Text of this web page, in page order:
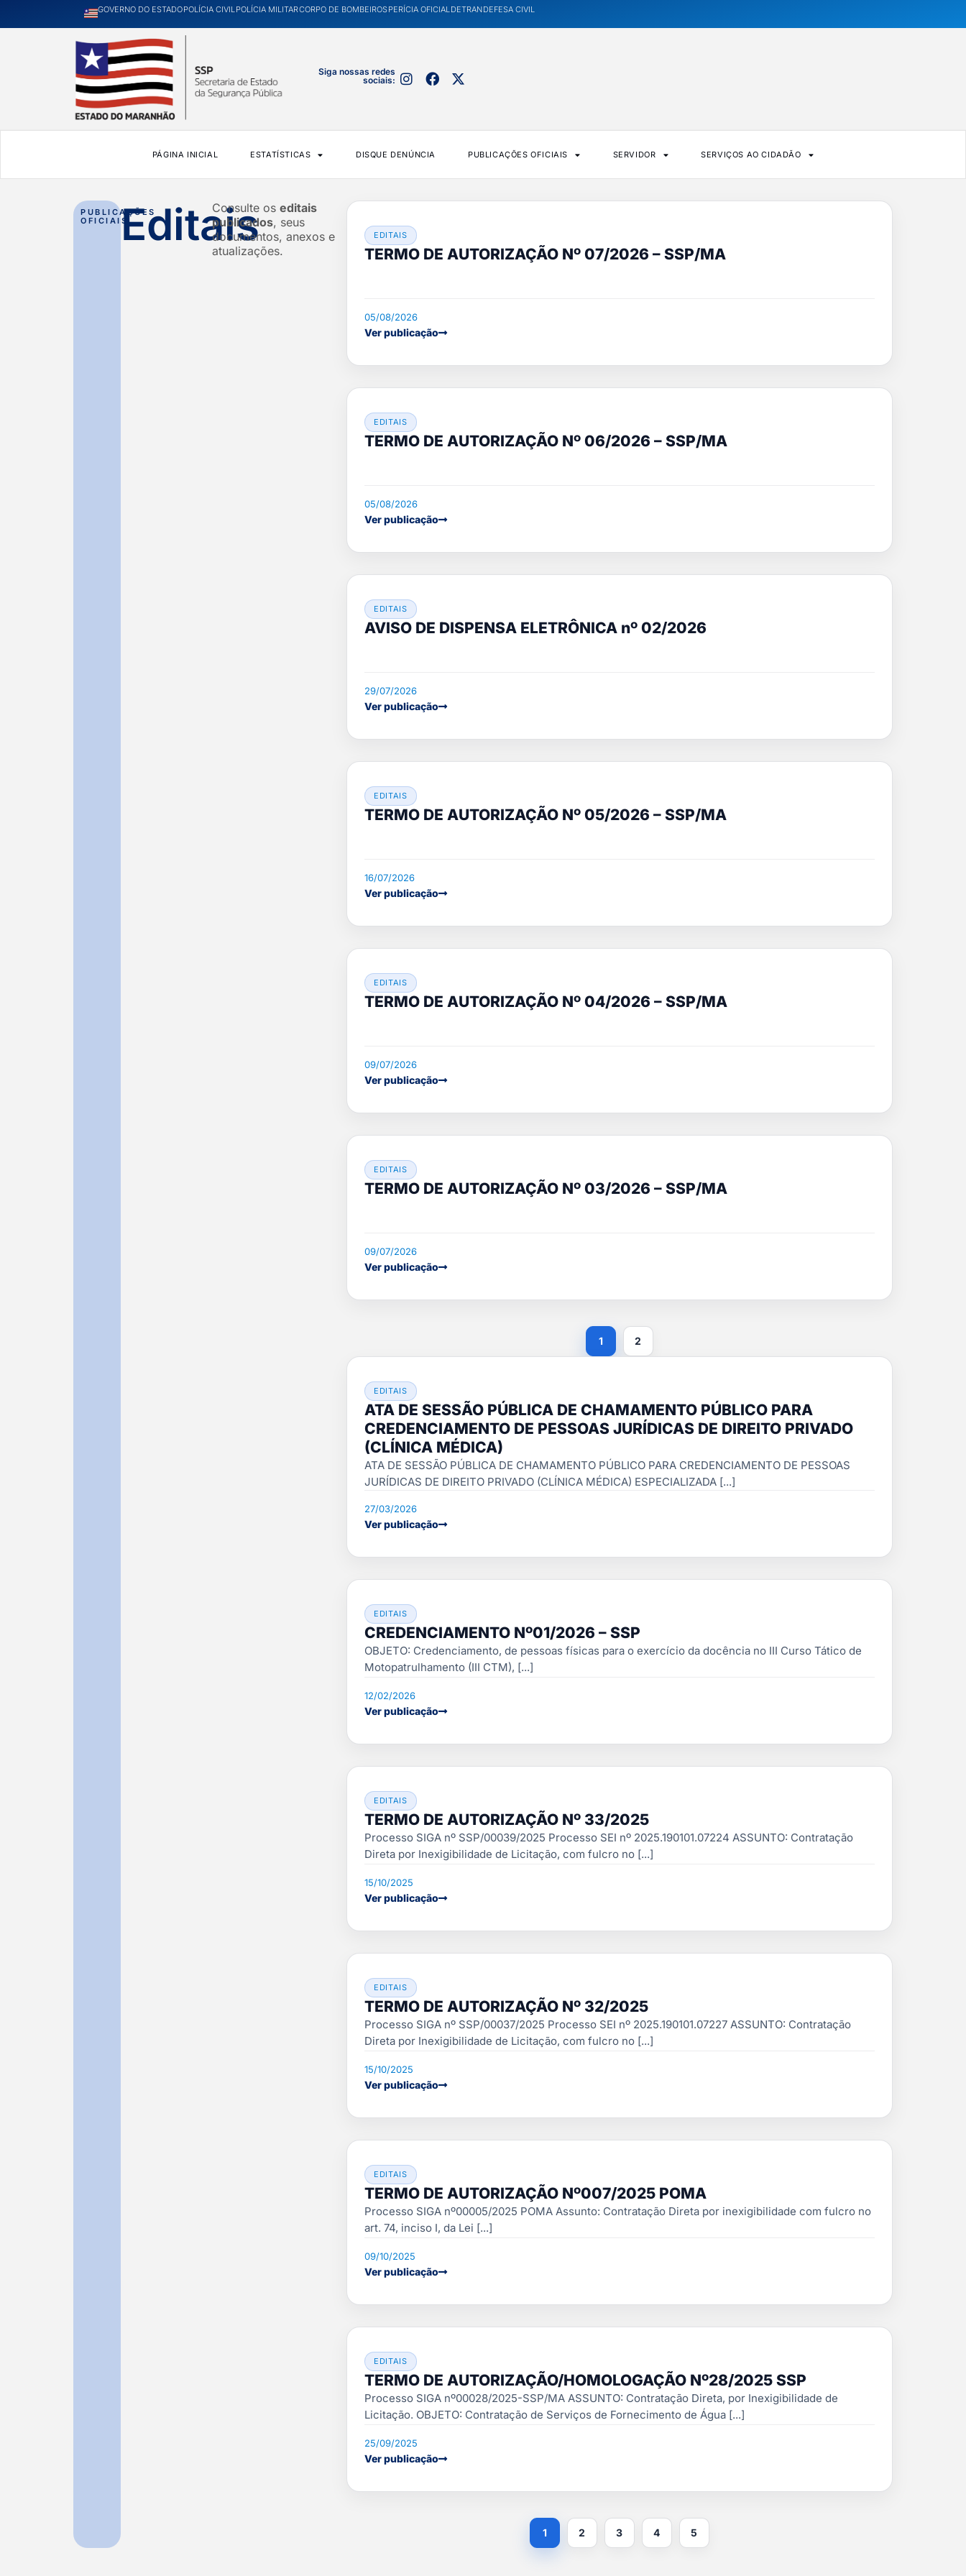
GOVERNO DO ESTADOPOLÍCIA CIVILPOLÍCIA MILITARCORPO DE BOMBEIROSPERÍCIA OFICIALDETRANDEFESA CIVIL
Siga nossas redes
sociais:
PÁGINA INICIAL ESTATÍSTICAS DISQUE DENÚNCIA PUBLICAÇÕES OFICIAIS SERVIDOR SERVIÇOS AO CIDADÃO
PUBLICAÇÕES
OFICIAISEditais
Consulte os editais
publicados, seus
documentos, anexos e
atualizações.
EDITAIS
TERMO DE AUTORIZAÇÃO Nº 07/2026 – SSP/MA
05/08/2026
Ver publicação
EDITAIS
TERMO DE AUTORIZAÇÃO Nº 06/2026 – SSP/MA
05/08/2026
Ver publicação
EDITAIS
AVISO DE DISPENSA ELETRÔNICA nº 02/2026
29/07/2026
Ver publicação
EDITAIS
TERMO DE AUTORIZAÇÃO Nº 05/2026 – SSP/MA
16/07/2026
Ver publicação
EDITAIS
TERMO DE AUTORIZAÇÃO Nº 04/2026 – SSP/MA
09/07/2026
Ver publicação
EDITAIS
TERMO DE AUTORIZAÇÃO Nº 03/2026 – SSP/MA
09/07/2026
Ver publicação
1 2
EDITAIS
ATA DE SESSÃO PÚBLICA DE CHAMAMENTO PÚBLICO PARA
CREDENCIAMENTO DE PESSOAS JURÍDICAS DE DIREITO PRIVADO
(CLÍNICA MÉDICA)
ATA DE SESSÃO PÚBLICA DE CHAMAMENTO PÚBLICO PARA CREDENCIAMENTO DE PESSOAS
JURÍDICAS DE DIREITO PRIVADO (CLÍNICA MÉDICA) ESPECIALIZADA [...]
27/03/2026
Ver publicação
EDITAIS
CREDENCIAMENTO Nº01/2026 – SSP
OBJETO: Credenciamento, de pessoas físicas para o exercício da docência no III Curso Tático de
Motopatrulhamento (III CTM), [...]
12/02/2026
Ver publicação
EDITAIS
TERMO DE AUTORIZAÇÃO Nº 33/2025
Processo SIGA nº SSP/00039/2025 Processo SEI nº 2025.190101.07224 ASSUNTO: Contratação
Direta por Inexigibilidade de Licitação, com fulcro no [...]
15/10/2025
Ver publicação
EDITAIS
TERMO DE AUTORIZAÇÃO Nº 32/2025
Processo SIGA nº SSP/00037/2025 Processo SEI nº 2025.190101.07227 ASSUNTO: Contratação
Direta por Inexigibilidade de Licitação, com fulcro no [...]
15/10/2025
Ver publicação
EDITAIS
TERMO DE AUTORIZAÇÃO Nº007/2025 POMA
Processo SIGA nº00005/2025 POMA Assunto: Contratação Direta por inexigibilidade com fulcro no
art. 74, inciso I, da Lei [...]
09/10/2025
Ver publicação
EDITAIS
TERMO DE AUTORIZAÇÃO/HOMOLOGAÇÃO Nº28/2025 SSP
Processo SIGA nº00028/2025-SSP/MA ASSUNTO: Contratação Direta, por Inexigibilidade de
Licitação. OBJETO: Contratação de Serviços de Fornecimento de Água [...]
25/09/2025
Ver publicação
1 2 3 4 5